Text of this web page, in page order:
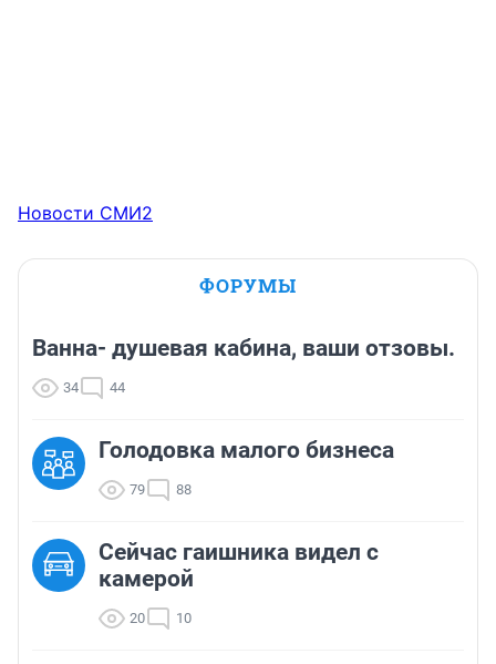
Новости СМИ2
ФОРУМЫ
Ванна- душевая кабина, ваши отзовы.
34 44
Голодовка малого бизнеса
79 88
Сейчас гаишника видел с
камерой
20 10